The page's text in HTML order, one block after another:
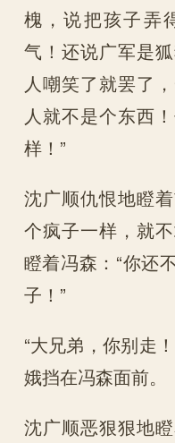
槐，说把孩子弄
气！还说广军是
人嘲笑了就罢了
人就不是个东西
样！”
沈广顺仇恨地瞪
个疯子一样，就
瞪着冯森：“你还
子！”
“大兄弟，你别走
娥挡在冯森面前。
沈广顺恶狠狠地